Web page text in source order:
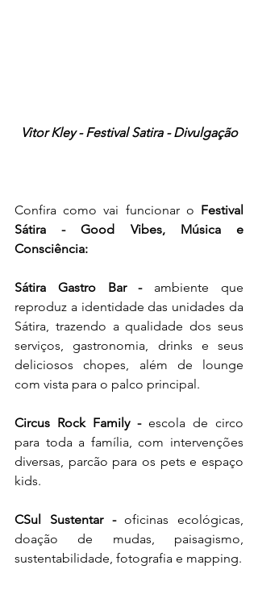
Vitor Kley - Festival Satira - Divulgação
Confira como vai funcionar o Festival
Sátira - Good Vibes, Música e
Consciência:
Sátira Gastro Bar - ambiente que
reproduz a identidade das unidades da
Sátira, trazendo a qualidade dos seus
serviços, gastronomia, drinks e seus
deliciosos chopes, além de lounge
com vista para o palco principal.
Circus Rock Family - escola de circo
para toda a família, com intervenções
diversas, parcão para os pets e espaço
kids.
CSul Sustentar - oficinas ecológicas,
doação de mudas, paisagismo,
sustentabilidade, fotografia e mapping.